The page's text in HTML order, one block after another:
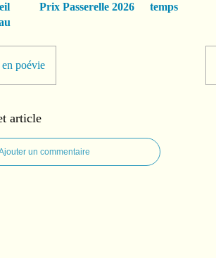
Prix Passerelle 2026
temps
poévie
article
un commentaire